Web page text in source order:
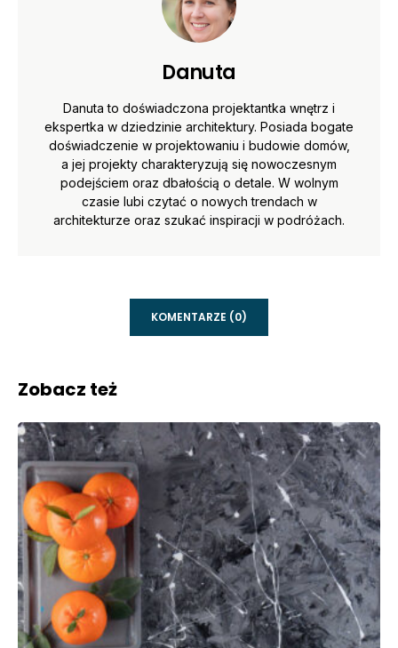
Danuta
Danuta to doświadczona projektantka wnętrz i
ekspertka w dziedzinie architektury. Posiada bogate
doświadczenie w projektowaniu i budowie domów,
a jej projekty charakteryzują się nowoczesnym
podejściem oraz dbałością o detale. W wolnym
czasie lubi czytać o nowych trendach w
architekturze oraz szukać inspiracji w podróżach.
KOMENTARZE (0)
Zobacz też